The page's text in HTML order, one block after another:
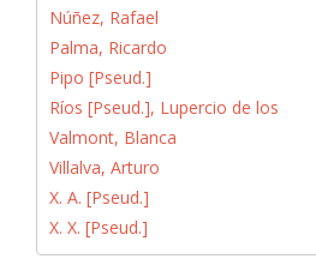
Núñez, Rafael
Palma, Ricardo
Pipo [Pseud.]
Ríos [Pseud.], Lupercio de los
Valmont, Blanca
Villalva, Arturo
X. A. [Pseud.]
X. X. [Pseud.]